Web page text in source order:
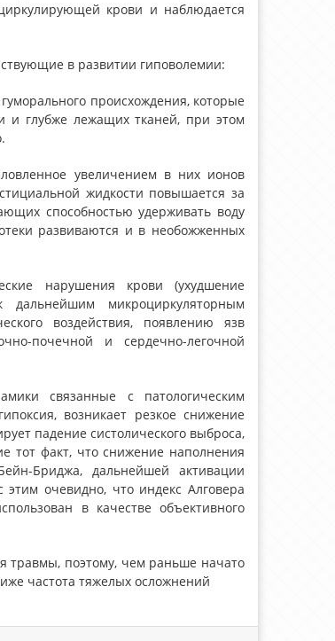
крови и наблюдается
в развитии гиповолемии:
происхождения, которые
и глубже лежащих тканей, при этом
увеличением в них ионов
жидкости повышается за
способностью удерживать воду
развиваются и в необожженных
нарушения крови (ухудшение
микроциркуляторным
воздействия, появлению язв
почечной и сердечно-легочной
связанные с патологическим
возникает резкое снижение
падение систолического выброса,
тот факт, что снижение наполнения
Бриджа, дальнейшей активации
очевидно, что индекс Алговера
в качестве объективного
травмы, поэтому, чем раньше начато
частота тяжелых осложнений